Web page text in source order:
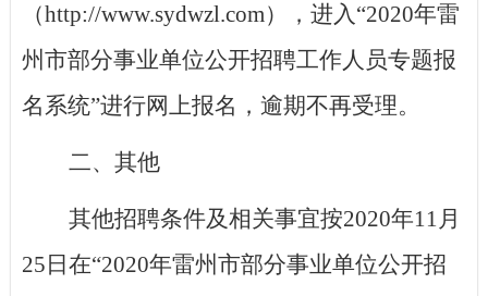
（http://www.sydwzl.com），进入“2020年雷
州市部分事业单位公开招聘工作人员专题报
名系统”进行网上报名，逾期不再受理。
二、其他
其他招聘条件及相关事宜按2020年11月
25日在“2020年雷州市部分事业单位公开招